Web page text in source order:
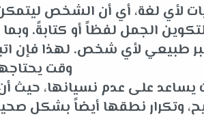
لأي لغة، أي أن الشخص
الجمل لفظاً أو كتابةً.
طبيعي لأي شخص. لهذا فإن
وقت
يساعد على عدم نسيانها،
وتكرار نطقها أيضاً بشكل